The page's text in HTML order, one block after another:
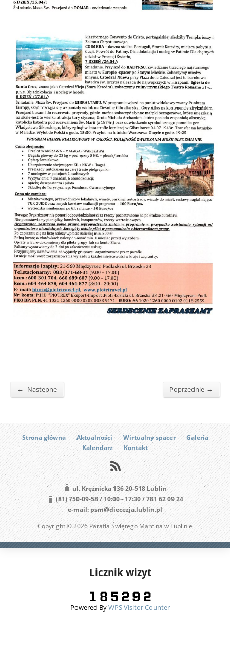
← Następne Poprzednie →
Strona główna Aktualności Wirtualny spacer
Galeria
Kalendarz
Kontakt
ul. Krężnicka 136 20-518 Lublin
(81) 750-09-58 / 10:00 - 17:30 / 781 62 09 24
e-mail: psm@diecezja.lublin.pl
Copyright © 2026 Parafia Świętego Marcina w Lublinie
Licznik wizyt
Powered ByWPS Visitor Counter